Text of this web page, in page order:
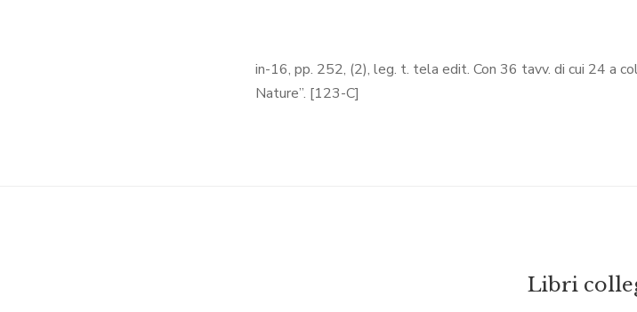
in-16, pp. 252, (2), leg. t. tela edit. Con 36 tavv. di cui 24 a
Nature”. [123-C]
Libri